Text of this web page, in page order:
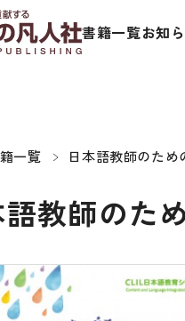
書籍一覧お知
用教科書 視聴覚
一覧 日本語教師のた
語教師のた